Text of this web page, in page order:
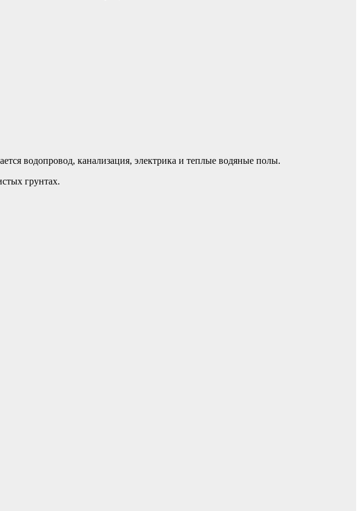
водопровод, канализация, электрика и теплые водяные полы.
грунтах.